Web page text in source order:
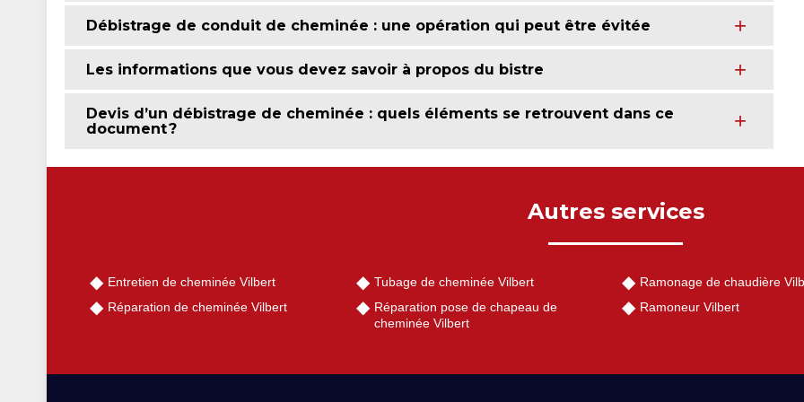
Débistrage de conduit de cheminée : une opération qui peut être évitée
Les informations que vous devez savoir à propos du bistre
Devis d’un débistrage de cheminée : quels éléments se retrouvent dans ce
document ?
Autres services
Entretien de cheminée Vilbert
Réparation de cheminée Vilbert
Tubage de cheminée Vilbert
Réparation pose de chapeau de
cheminée Vilbert
Ramonage de chaudière
Ramoneur Vilbert